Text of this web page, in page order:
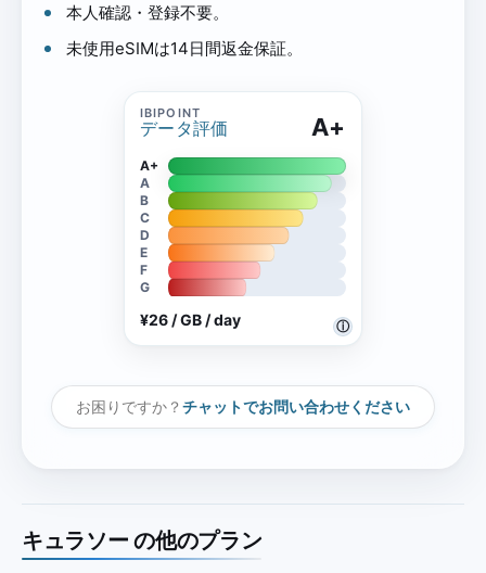
本人確認・登録不要。
未使用eSIMは14日間返金保証。
データ評価
ⓘ
A+
A+
A
B
C
D
E
F
G
¥26 / GB / day
お困りですか？ チャットでお問い合わせください
キュラソー の他のプラン